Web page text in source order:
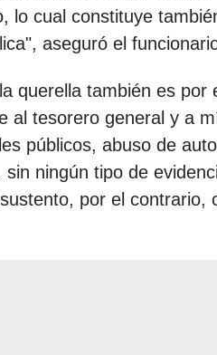
lo cual constituye
aseguró el
querella también es por
al tesorero general y a
públicos, abuso de
ningún tipo de
por el contrario,